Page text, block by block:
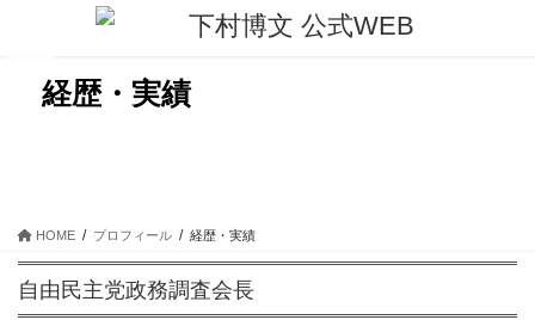
経歴・実績
HOME プロフィール 経歴・実績
自由民主党政務調査会長